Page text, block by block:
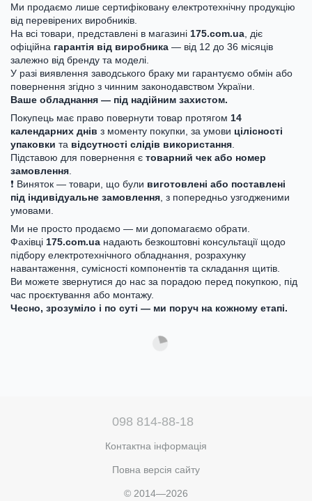
Ми продаємо лише сертифіковану електротехнічну продукцію
від перевірених виробників.
На всі товари, представлені в магазині 175.com.ua , діє
офіційна гарантія від виробника — від 12 до 36 місяців
залежно від бренду та моделі.
У разі виявлення заводського браку ми гарантуємо обмін або
повернення згідно з чинним законодавством України.
Ваше обладнання — під надійним захистом.
Покупець має право повернути товар протягом 14
календарних днів з моменту покупки, за умови цілісності
упаковки та відсутності слідів використання
Підставою для повернення є товарний чек або номер
замовлення
❗ Виняток — товари, що були виготовлені або поставлені
під індивідуальне замовлення , з попередньо узгодженими
умовами.
Ми не просто продаємо — ми допомагаємо обрати.
Фахівці 175.com.ua надають безкоштовні консультації щодо
підбору електротехнічного обладнання, розрахунку
навантаження, сумісності компонентів та складання щитів.
Ви можете звернутися до нас за порадою перед покупкою, під
час проєктування або монтажу.
Чесно, зрозуміло і по суті — ми поруч на кожному етапі.
098 814-88-18
Контактна інформація
Повна версія сайту
© 2014—2026